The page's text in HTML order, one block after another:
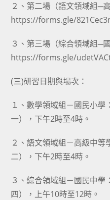
２、第二場（語文領域組─
https://forms.gle/
３、第三場（綜合領域組─
https://forms.gle/
(三)研習日期與場次：
１、數學領域組－國民小
一），下午2時至4時。
２、語文領域組－高級中
二），下午2時至4時。
３、綜合領域組－國民中學
四），上午10時至12時。